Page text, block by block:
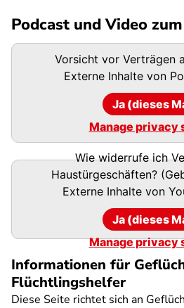
Podcast und Video
Podigee-Vorsicht vor Verträgen
Externe Inhalte von
Ja (dieses
Manage privacy
Wie widerrufe ich
Haustürgeschäften?
Externe Inhalte von
Ja (dieses
Manage privacy
Informationen für
Flüchtlingshelfer
Diese Seite richtet sich an